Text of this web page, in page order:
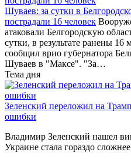
Шуваев: за сутки в
пострадали 16 человек
атаковали Белгородскую
сутки, в результате ранены
сообщил врио губернатора
Шуваев в "Максе". "За…
Тема дня
Зеленский переложил на
ошибки
Владимир Зеленский нашел
Украине стала гораздо